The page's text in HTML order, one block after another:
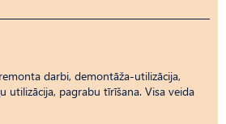
darbi, demontāža-utilizācija,
utilizācija, pagrabu tīrīšana. Visa veida